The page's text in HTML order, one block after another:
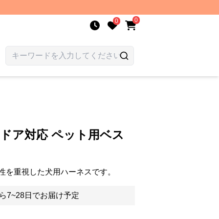
0 0
ア対応 ペット用ベス
重視した犬用ハーネスです。
7~28日でお届け予定